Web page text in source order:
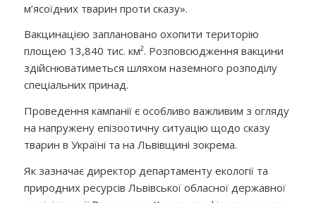
м’ясоїдних тварин проти сказу».
Вакцинацією заплановано охопити територію
площею 13,840 тис. км². Розповсюдження вакцини
здійснюватиметься шляхом наземного розподілу
спеціальних принад.
Проведення кампанії є особливо важливим з огляду
на напружену епізоотичну ситуацію щодо сказу
тварин в Україні та на Львівщині зокрема.
Як зазначає директор департаменту екології та
природних ресурсів Львівської обласної державної